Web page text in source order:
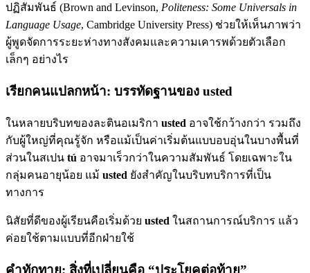
ปฏิสัมพันธ์ (Brown and Levinson, Politeness: Some Universals in
Language Usage, Cambridge University Press) ช่วยให้เห็นภาพว่า
ผู้พูดจัดการระยะห่างทางสังคมและความเคารพด้วยตัวเลือก
เล็กๆ อย่างไร
เรียกคนแปลกหน้า: บรรทัดฐานของ usted
ในหลายบริบทของละตินอเมริกา usted อาจใช้กว้างกว่า รวมถึง
กับผู้ใหญ่ที่คุณรู้จัก หรือแม้เป็นค่าเริ่มต้นแบบอบอุ่นในบางพื้นที่
ส่วนในสเปน tú อาจมาเร็วกว่าในความสัมพันธ์ โดยเฉพาะใน
กลุ่มคนอายุน้อย แม้ usted ยังสำคัญในบริบทบริการที่เป็น
ทางการ
นิสัยที่ดีของผู้เรียนคือเริ่มด้วย usted ในสถานการณ์บริการ แล้ว
ค่อยใช้ตามแบบที่อีกฝ่ายใช้
คำทักทาย: สิ่งที่เปลี่ยนคือ “ประโยคต่อท้าย”